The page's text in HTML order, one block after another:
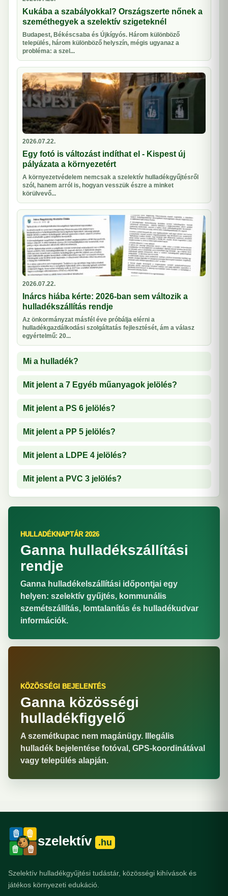
Kukába a szabályokkal? Országszerte nőnek a
szeméthegyek a szelektív szigeteknél
Budapest, Békéscsaba és Újkígyós. Három különböző
település, három különböző helyszín, mégis ugyanaz a
probléma: a szel...
2026.07.22.
Egy fotó is változást indíthat el - Kispest új
pályázata a környezetért
A környezetvédelem nemcsak a szelektív hulladékgyűjtésről
szól, hanem arról is, hogyan vesszük észre a minket
körülvevő...
2026.07.22.
Inárcs hiába kérte: 2026-ban sem változik a
hulladékszállítás rendje
Az önkormányzat másfél éve próbálja elérni a
hulladékgazdálkodási szolgáltatás fejlesztését, ám a válasz
egyértelmű: 20...
Mi a hulladék?
Mit jelent a 7 Egyéb műanyagok jelölés?
Mit jelent a PS 6 jelölés?
Mit jelent a PP 5 jelölés?
Mit jelent a LDPE 4 jelölés?
Mit jelent a PVC 3 jelölés?
HULLADÉKNAPTÁR 2026
Ganna hulladékszállítási
rendje
Ganna hulladékelszállítási időpontjai egy
helyen: szelektív gyűjtés, kommunális
szemétszállítás, lomtalanítás és hulladékudvar
információk.
KÖZÖSSÉGI BEJELENTÉS
Ganna közösségi
hulladékfigyelő
A szemétkupac nem magánügy. Illegális
hulladék bejelentése fotóval, GPS-koordinátával
vagy település alapján.
szelektív .hu
Szelektív hulladékgyűjtési tudástár, közösségi kihívások és
játékos környezeti edukáció.